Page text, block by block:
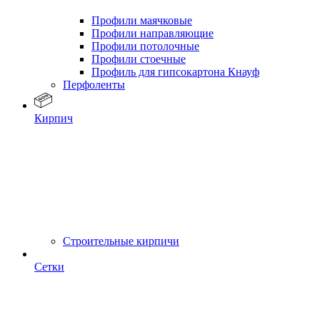
Профили маячковые
Профили направляющие
Профили потолочные
Профили стоечные
Профиль для гипсокартона Кнауф
Перфоленты
Кирпич
Строительные кирпичи
Сетки